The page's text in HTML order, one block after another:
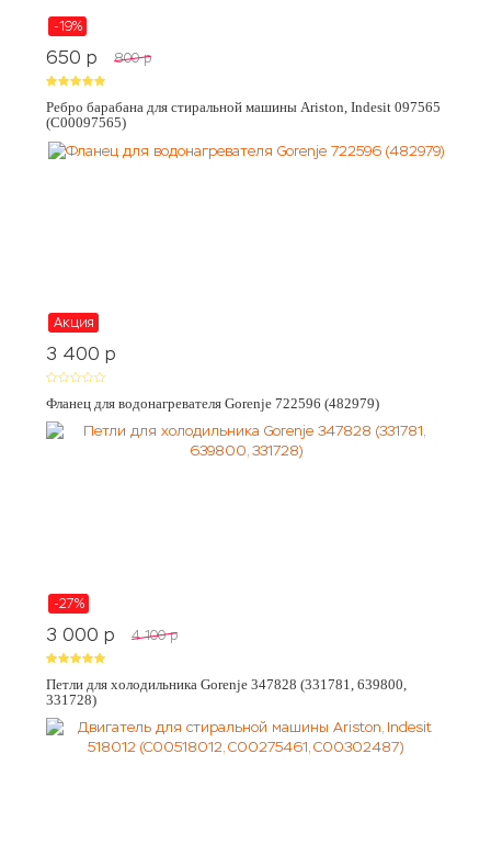
-19%
650 p 800 p
Ребро барабана для стиральной машины Ariston, Indesit 097565
(C00097565)
Акция
3 400 p
Фланец для водонагревателя Gorenje 722596 (482979)
-27%
3 000 p 4 100 p
Петли для холодильника Gorenje 347828 (331781, 639800,
331728)